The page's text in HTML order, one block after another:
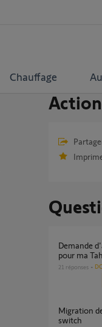
Chauffage
Demande d'activation du mode développeur
pour ma
21 réponses
Migration de tahoma mini vers tahoma
switch